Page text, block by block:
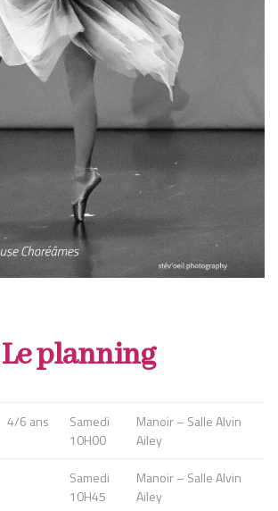
Le planning
4/6 ans
Samedi
10H00
Manoir – Salle Alvin
Ailey
Samedi
10H45
Manoir – Salle Alvin
Ailey